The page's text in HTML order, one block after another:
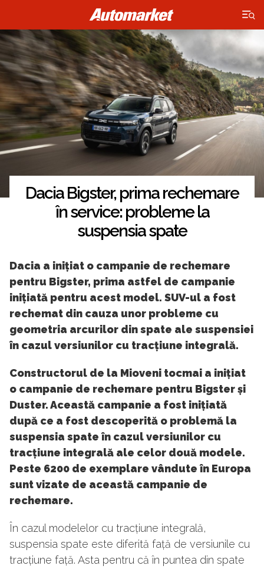
×
Dacia Bigster, prima rechemare
în service: probleme la
suspensia spate
Dacia a inițiat o campanie de rechemare
pentru Bigster, prima astfel de campanie
inițiată pentru acest model. SUV-ul a fost
rechemat din cauza unor probleme cu
geometria arcurilor din spate ale suspensiei
în cazul versiunilor cu tracțiune integrală.
Constructorul de la Mioveni tocmai a inițiat
o campanie de rechemare pentru Bigster și
Duster. Această campanie a fost inițiată
după ce a fost descoperită o problemă la
suspensia spate în cazul versiunilor cu
tracțiune integrală ale celor două modele.
Peste 6200 de exemplare vândute în Europa
sunt vizate de această campanie de
rechemare.
În cazul modelelor cu tracțiune integrală,
suspensia spate este diferită față de versiunile cu
tracțiune față. Asta pentru că în puntea din spate